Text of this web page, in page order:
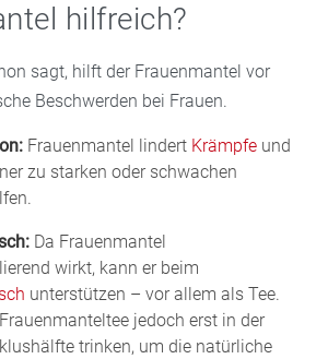
hilfreich?
sagt, hilft der Frauenmantel vor
Beschwerden bei Frauen.
Frauenmantel lindert Krämpfe und
zu starken oder schwachen
Da Frauenmantel
wirkt, kann er beim
unterstützen – vor allem als Tee.
jedoch erst in der
trinken, um die natürliche